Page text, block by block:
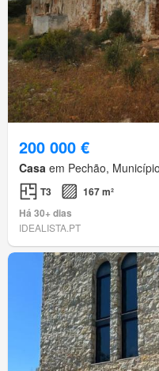
200 000 €
Casa em Pechão,
T3
167 m²
Há 30+ dias
IDEALISTA.PT